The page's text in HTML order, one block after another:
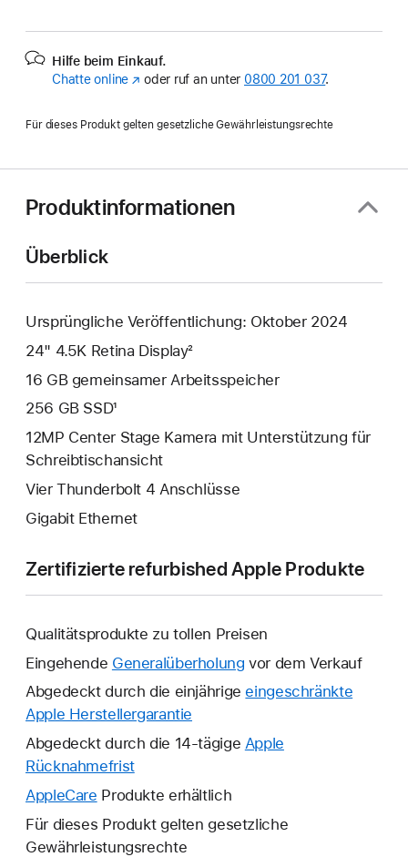
Hilfe beim Einkauf.
Chatte online (Öffnet
Fenster)
oder ruf an unter 0800 201 037.
Für dieses Produkt gelten gesetzliche Gewährleistungsrechte
Produktinformationen
Überblick
Ursprüngliche Veröffentlichung: Oktober 2024
24" 4.5K Retina Display²
16 GB gemeinsamer Arbeitsspeicher
256 GB SSD¹
12MP Center Stage Kamera mit Unterstützung für
Schreibtischansicht
Vier Thunderbolt 4 Anschlüsse
Gigabit Ethernet
Zertifizierte refurbished Apple Produkte
Qualitätsprodukte zu tollen Preisen
Eingehende Generalüberholung vor dem Verkauf
Abgedeckt durch die einjährige eingeschränkte
Apple Herstellergarantie
neues
geöffnet.
Abgedeckt durch die 14-tägige Apple
RücknahmefristEin
neues
wird
AppleCare Ein
neues
Fenster
Produkte erhältlich
Für dieses Produkt gelten gesetzliche
Gewährleistungsrechte